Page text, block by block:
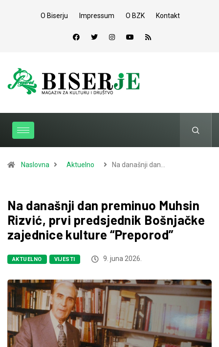
O Biserju Impressum O BZK Kontakt
Naslovna Aktuelno Na današnji dan…
Na današnji dan preminuo Muhsin
Rizvić, prvi predsjednik Bošnjačke
zajednice kulture “Preporod”
AKTUELNO VIJESTI 9. juna 2026.